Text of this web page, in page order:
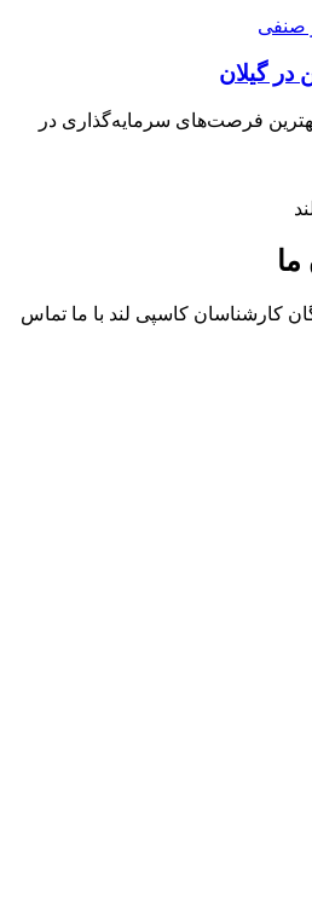
صنفی
در گیلان
فرصت‌های سرمایه‌گذاری در
ما
کارشناسان کاسپی لند با ما تماس